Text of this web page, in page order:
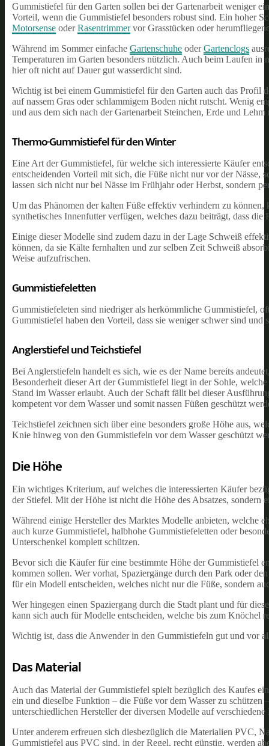
Gummistiefel für den Garten sollen bei der Gartenarbeit weniger
Vorteil, wenn die Gummistiefel besonders robust sind. Ein hoher
Motorsense oderRasentrimmervor Grasstücken oder
Während im Sommer einfache Gartenschuhe oderGartenclogs
Temperaturen im Garten besonders nützlich. Auch beim Laufen in
hier oft nicht auf Dauer gut wasserdicht sind.
Wichtig ist bei einem Gummistiefel für den Garten auch das Profil
auf nassem Gras oder schlammigem Boden nicht rutscht. Wenig
und aus dem sich nach der Gartenarbeit Steinchen, Erde und Lehm
Thermo-Gummistiefel für den Winter
Eine Art der Gummistiefel, für welche sich interessierte Käufer
entscheidenden Vorteil mit sich, die Füße nicht nur vor der
lassen sich nicht nur bei Nässe im Frühjahr oder Herbst, sondern
Um das Phänomen der kalten Füße effektiv verhindern zu
synthetisches Innenfutter verfügen, welches dazu beiträgt, dass
Einige dieser Modelle sind zudem dazu in der Lage Schweiß
können, da sie Kälte fernhalten und zur selben Zeit Schweiß
Weise aufzufrischen.
Gummistiefeletten
Gummistiefeleten sind niedriger als herkömmliche Gummistiefel,
Gummistiefel haben den Vorteil, dass sie weniger schwer sind und
Anglerstiefel und Teichstiefel
Bei Anglerstiefeln handelt es sich, wie es der Name bereits
Besonderheit dieser Art der Gummistiefel liegt in der Sohle,
Stand im Wasser erlaubt. Auch der Schaft fällt bei dieser
kompetent vor dem Wasser und somit nassen Füßen geschützt
Teichstiefel zeichnen sich über eine besonders große Höhe aus,
Knie hinweg von den Gummistiefeln vor dem Wasser geschützt
Die Höhe
Ein wichtiges Kriterium, auf welches die interessierten Käufer
der Stiefel. Mit der Höhe ist nicht die Höhe des Absatzes, sondern
Während einige Hersteller des Marktes Modelle anbieten, welche
auch kurze Gummistiefel, halbhohe Gummistiefeletten oder
Unterschenkel komplett schützen.
Bevor sich die Käufer für eine bestimmte Höhe der Gummistiefel
kommen sollen. Wer vorhat, Spaziergänge durch den Park oder
für ein Modell entscheiden, welches nicht nur die Füße, sondern
Wer hingegen einen Spaziergang durch die Stadt plant und für
kann sich auch für Modelle entscheiden, welche bis zum Knöchel
Wichtig ist, dass die Anwender in den Gummistiefeln gut und vor
Das Material
Auch das Material der Gummistiefel spielt bezüglich des Kaufes
ein und dieselbe Funktion – die Füße vor dem Wasser zu
unterschiedlichen Hersteller der diversen Modelle auf
Unter anderem erfreuen sich diesbezüglich die Materialien PVC,
Gummistiefel aus PVC sind, in der Regel, recht günstig, werden